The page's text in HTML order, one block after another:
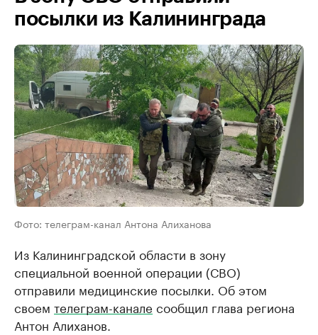
посылки из Калининграда
Фото: телеграм-канал Антона Алиханова
Из Калининградской области в зону
специальной военной операции (СВО)
отправили медицинские посылки. Об этом
своем телеграм-канале сообщил глава региона
Антон Алиханов.